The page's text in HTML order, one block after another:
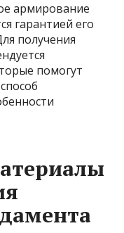
армирование
гарантией его
получения
помогут